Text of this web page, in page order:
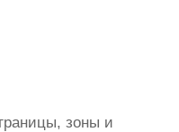
зоны и